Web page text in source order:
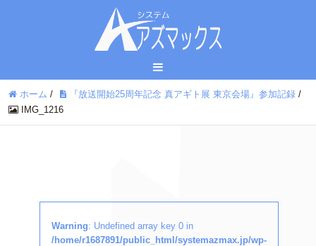
ホーム / 『放送開始25周年記念 真アギト展 東京会場』参加記録 /
IMG_1216
Warning: Undefined array key 0 in
/home/r1687891/public_html/systemazmax.jp/wp-